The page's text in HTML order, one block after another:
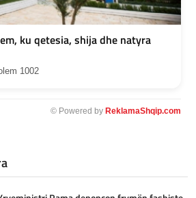
ku qetesia, shija dhe natyra
1002
© Powered by ReklamaShqip.com